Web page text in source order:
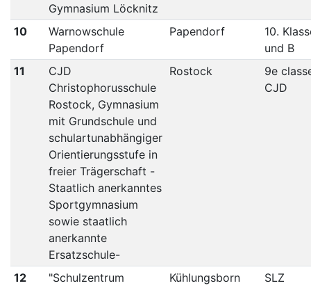
Gymnasium Löcknitz
10
Warnowschule
Papendorf
Papendorf
10.
und B
11
CJD
Christophorusschule
Rostock, Gymnasium
mit Grundschule und
schulartunabhängiger
Orientierungsstufe in
freier Trägerschaft -
Staatlich anerkanntes
Sportgymnasium
sowie staatlich
anerkannte
Ersatzschule-
Rostock
9e
CJD
12
"Schulzentrum
Kühlungsborn
SLZ